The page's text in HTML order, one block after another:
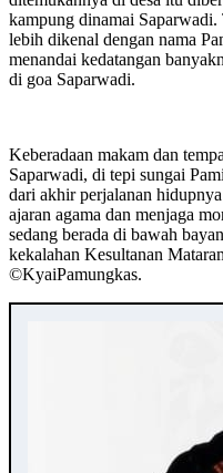
kampung dinamai
lebih dikenal dengan nama
menandai kedatangan
di goa Saparwadi.
Keberadaan makam dan
Saparwadi, di tepi sungai
dari akhir perjalanan
ajaran agama dan menjaga
sedang berada di bawah
kekalahan Kesultanan
©️KyaiPamungkas.